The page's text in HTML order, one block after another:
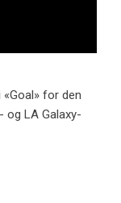
for den
og LA Galaxy-